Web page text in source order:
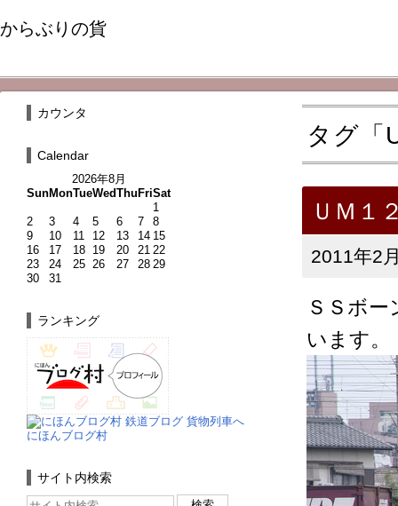
からぶりの貨
タグ「
ＵＭ１
2011年2
ＳＳボ
います。
カウンタ
Calendar
2026年8月
SunMonTueWedThu FriSat
1
2
3 4 5 6 7
8
9
10 11 12 13 14 15
16
17 18 19 20 21 22
23
24 25 26 27 28 29
30
31
ランキング
にほんブログ村
サイト内検索